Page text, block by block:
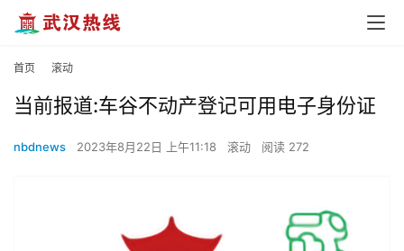
首页 滚动
当前报道:车谷不动产登记可用电子身份证
nbdnews 2023年8月22日 上午11:18 滚动 阅读 272